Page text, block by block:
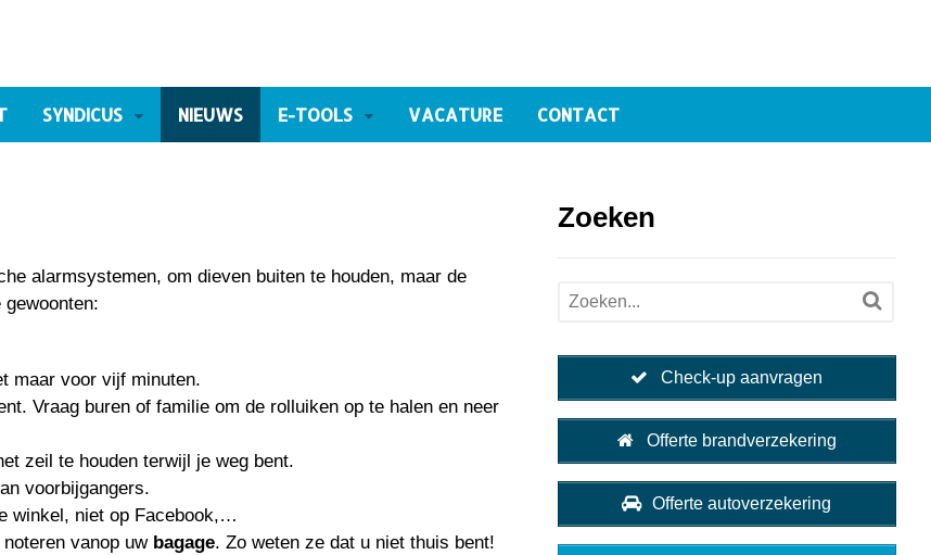
SYNDICUS NIEUWS E-TOOLS VACATURE CONTACT
alarmsystemen, om dieven buiten te houden, maar de
maar voor vijf minuten.
Vraag buren of familie om de rolluiken op te halen en neer
zeil te houden terwijl je weg bent.
voorbijgangers.
winkel, niet op Facebook,…
vanop uw bagage. Zo weten ze dat u niet thuis bent!
Zoeken
Check-up aanvragen
Offerte brandverzekering
Offerte autoverzekering